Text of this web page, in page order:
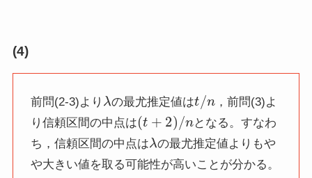
(4)
前問(2-3)より
λ
の最尤推定値は
t n
，前問(3)よ
り信頼区間の中点は
(t+ 2 )/n
となる。すなわ
ち，信頼区間の中点は
λ
の最尤推定値よりもや
や大きい値を取る可能性が高いことが分かる。